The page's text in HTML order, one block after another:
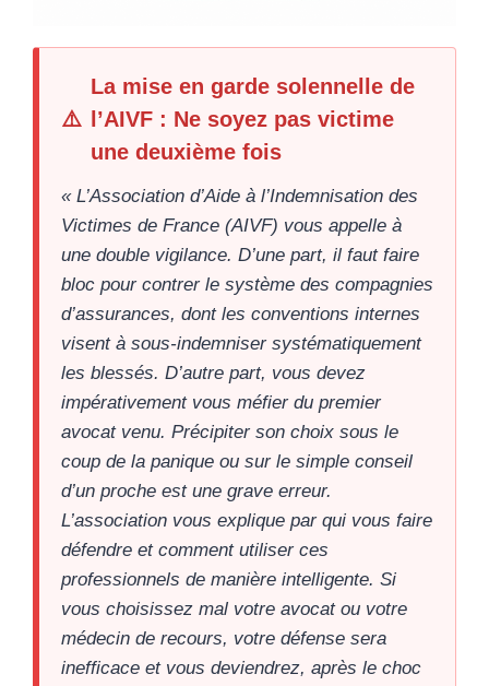
⚠️
La mise en garde solennelle de
l’AIVF : Ne soyez pas victime
une deuxième fois
« L’Association d’Aide à l’Indemnisation des
Victimes de France (AIVF) vous appelle à
une double vigilance. D’une part, il faut faire
bloc pour contrer le système des compagnies
d’assurances, dont les conventions internes
visent à sous-indemniser systématiquement
les blessés. D’autre part, vous devez
impérativement vous méfier du premier
avocat venu. Précipiter son choix sous le
coup de la panique ou sur le simple conseil
d’un proche est une grave erreur.
L’association vous explique par qui vous faire
défendre et comment utiliser ces
professionnels de manière intelligente. Si
vous choisissez mal votre avocat ou votre
médecin de recours, votre défense sera
inefficace et vous deviendrez, après le choc